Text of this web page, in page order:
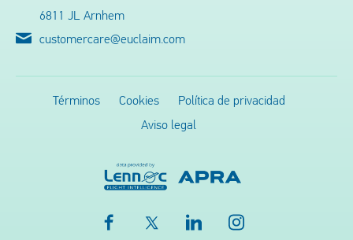
6811 JL Arnhem
customercare@euclaim.com
Términos Cookies
Política de privacidad
Aviso legal